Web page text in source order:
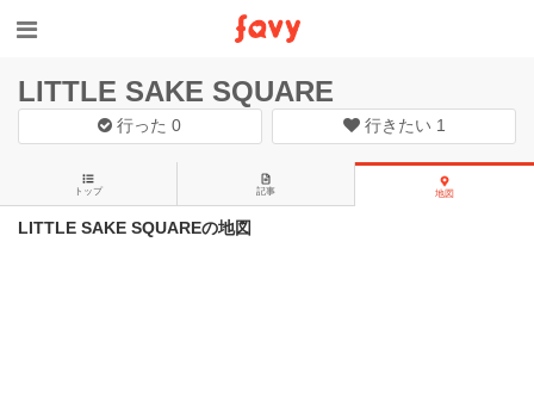
LITTLE SAKE SQUARE
行った0 行きたい 1
トップ 記事 地図
LITTLE SAKE SQUAREの地図